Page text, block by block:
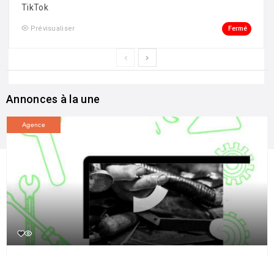
TikTok
Prévisualiser Fermé
Annonces à la une
Agence